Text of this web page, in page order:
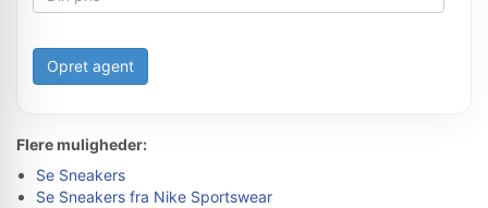
Opret agent
Flere muligheder:
Se Sneakers
Se Sneakers fra Nike Sportswear